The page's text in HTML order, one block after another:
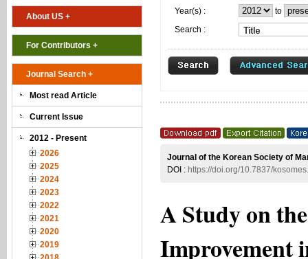
About US +
For Contributors +
Journal Search +
Most read Article
Current Issue
2012 - Present
2026
2025
2024
2023
2022
2021
2020
2019
Year(s) :
to
Search :
Journal of the Korean Society of
DOI : https://doi.org/10.7837/
A Study on
Improvement